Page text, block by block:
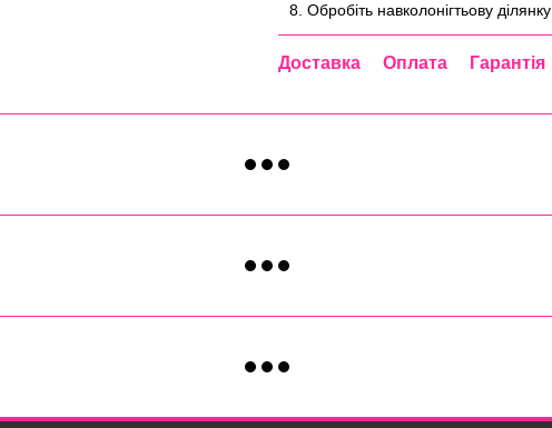
Обробіть навколонігтьову ділянку
Доставка Оплата Гарантія